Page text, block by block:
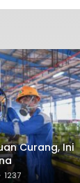
Curang, Ini
1237